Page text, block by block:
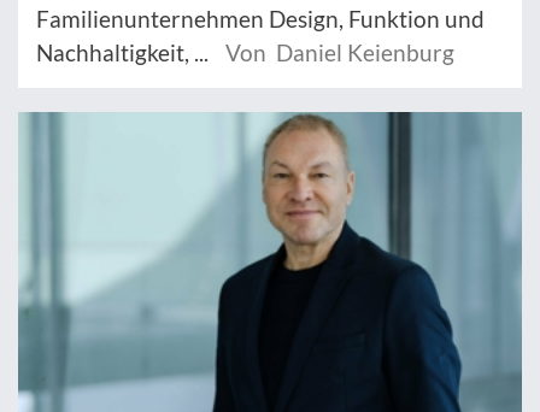
Familienunternehmen Design, Funktion und
Nachhaltigkeit, ...
Von Daniel Keienburg